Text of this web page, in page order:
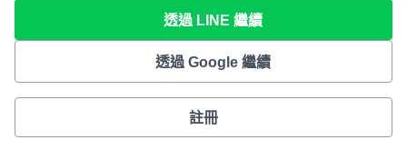
透過 LINE 繼續
透過 Google 繼續
註冊